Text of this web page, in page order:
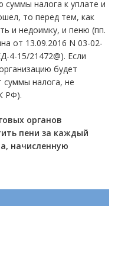
суммы налога к уплате и
то перед тем, как
и недоимку, и пеню (пп.
от 13.09.2016 N 03-02-
4-15/21472@). Если
будет
налога, не
РФ).
органов
пени за каждый
начисленную